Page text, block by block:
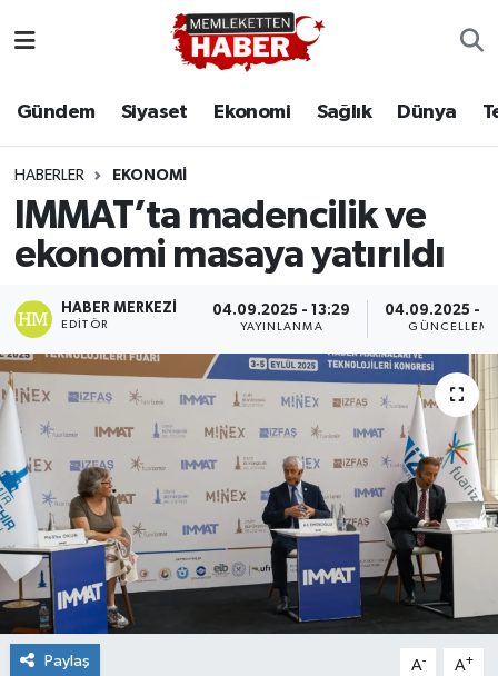
Gündem Siyaset Ekonomi Sağlık Dünya
HABERLER EKONOMI
IMMAT’ta madencilik ve
ekonomi masaya yatırıldı
HABER MERKEZI
EDITÖR
04.09.2025 - 13:29
YAYINLANMA
04.09.2025 -
GÜNCELLEME
Paylaş A- A+